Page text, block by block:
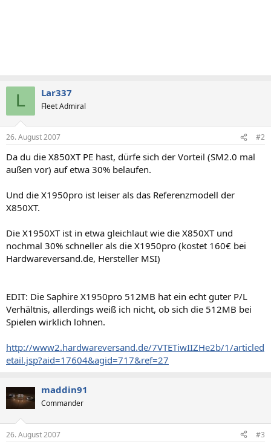
L Lar337
Fleet Admiral
26. August 2007 #2
Da du die X850XT PE hast, dürfe sich der Vorteil (SM2.0 mal
außen vor) auf etwa 30% belaufen.
Und die X1950pro ist leiser als das Referenzmodell der
X850XT.
Die X1950XT ist in etwa gleichlaut wie die X850XT und
nochmal 30% schneller als die X1950pro (kostet 160€ bei
Hardwareversand.de, Hersteller MSI)
EDIT: Die Saphire X1950pro 512MB hat ein echt guter P/L
Verhältnis, allerdings weiß ich nicht, ob sich die 512MB bei
Spielen wirklich lohnen.
http://www2.hardwareversand.de/7VTETiwIIZHe2b/1/articled
etail.jsp?aid=17604&agid=717&ref=27
maddin91
Commander
26. August 2007 #3